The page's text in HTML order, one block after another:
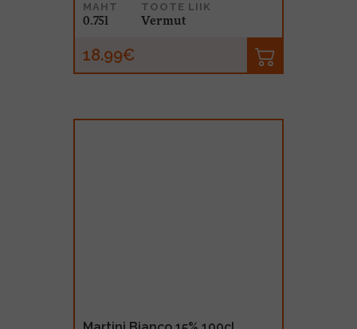
MAHT
0.75l
TOOTE LIIK
Vermut
18.99€